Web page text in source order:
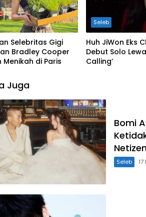
Selebritas Gigi
Bradley Cooper
Menikah di Paris
Seleb
Huh JiWon Eks
Debut Solo
Calling’
Juga
Bomi
Seleb